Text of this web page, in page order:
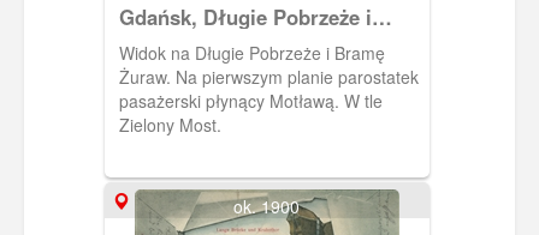
Gdańsk, Długie Pobrzeże i
Żuraw
Widok na Długie Pobrzeże i Bramę
Żuraw. Na pierwszym planie parostatek
pasażerski płynący Motławą. W tle
Zielony Most.
ok. 1900